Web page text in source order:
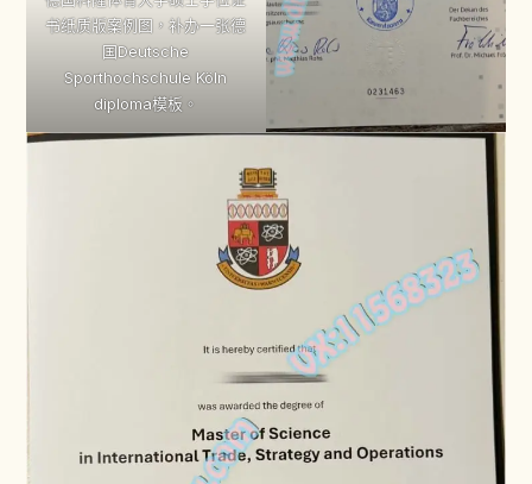
书纸质版案例图，补办一张德
国Deutsche
Sporthochschule Köln
diploma模板。